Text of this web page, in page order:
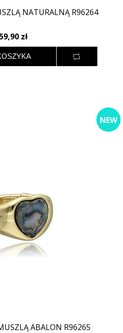
NATURALNĄ R96264
59,90 zł
ABALON R96265
NEW